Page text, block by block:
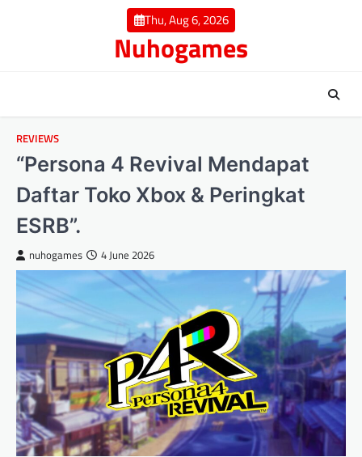
Thu, Aug 6, 2026
Nuhogames
REVIEWS
“Persona 4 Revival Mendapat
Daftar Toko Xbox & Peringkat
ESRB”.
nuhogames 4 June 2026